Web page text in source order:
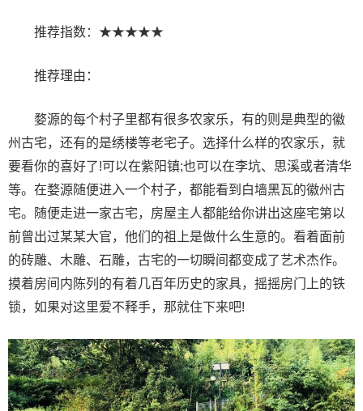
推荐指数：★★★★★
推荐理由：
婺源的每个村子里都有很多农家乐，有的则是典型的徽
州古宅，还有的是绣楼等老宅子。选择什么样的农家乐，就
要看你的喜好了!可以在紫阳镇;也可以在李坑、思溪或者清华
等。在婺源随便进入一个村子，都能看到白墙黑瓦的徽州古
宅。随便走进一家古宅，房屋主人都能给你讲出这座宅第以
前曾出过某某大官，他们的祖上是做什么生意的。看着面前
的砖雕、木雕、石雕，古宅的一切瞬间都变成了艺术杰作。
摸着房间内陈列的有着几百年历史的家具，摇摇房门上的铁
锁，如果对这里爱不释手，那就住下来吧!